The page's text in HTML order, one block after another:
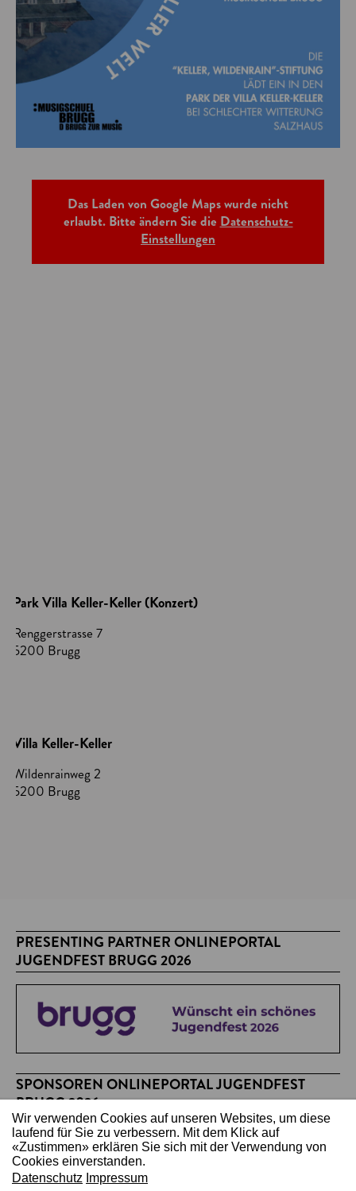
Das Laden von Google Maps wurde nicht
erlaubt. Bitte ändern Sie dieDatenschutz-
Einstellungen
Park Villa Keller-Keller (Konzert)
Renggerstrasse 7
5200 Brugg
Villa Keller-Keller
Wildenrainweg 2
5200 Brugg
PRESENTING PARTNER ONLINEPORTAL
JUGENDFEST BRUGG 2026
SPONSOREN ONLINEPORTAL JUGENDFEST
BRUGG 2026
Wir verwenden Cookies auf unseren Websites, um diese
laufend für Sie zu verbessern. Mit dem Klick auf
«Zustimmen» erklären Sie sich mit der Verwendung von
Cookies einverstanden.
Datenschutz Impressum